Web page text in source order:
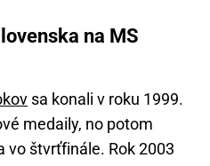
na MS
sa konali v roku 1999.
medaily, no potom
vo štvrťfinále. Rok 2003